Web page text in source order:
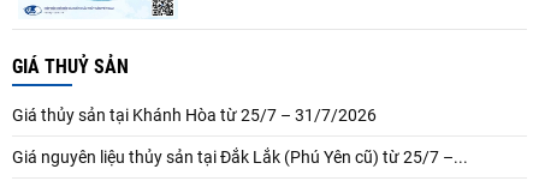
GIÁ THUỶ SẢN
Giá thủy sản tại Khánh Hòa từ 25/7 – 31/7/2026
Giá nguyên liệu thủy sản tại Đắk Lắk (Phú Yên cũ) từ 25/7 –...